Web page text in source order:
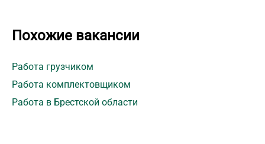
Похожие вакансии
Работа грузчиком
Работа комплектовщиком
Работа в Брестской области